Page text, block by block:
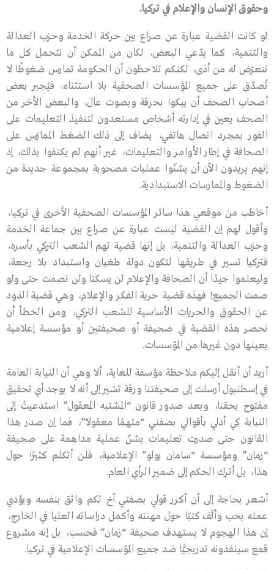
وحقوق الإنسان والإعلام في تركيا.
لو كانت القضية عبارة عن صراع بين حركة الخدمة وحزب العدالة
والتنمية، كما يدّعي البعض، لكان من الممكن أن نتحمل كل ما
نتعرّض له من أذى، لكنكم تلاحظون أن الحكومة تمارس ضغوطًا لا
تُصدَّق على جميع المؤسسات الصحفية بلا استثناء، فيُجبر بعض
أصحاب الصحف أن يبكوا بحرقة وبصوت عال، والبعض الأخر من
الصحف يعين في إدارته أشخاص مستعدون لتنفيذ التعليمات على
الفور بمجرد اتصال هاتفي، يضاف إلى ذلك الضغط الممارَس على
الصحافة في إطار الأوامر والتعليمات، غير أنهم لم يكتفوا بذلك، إذ
إنهم يريدون الآن أن يشنّوا عمليات مصحوبة بمجموعة جديدة من
الضغوط والممارسات الاستبدادية.
أخاطب من موقعي هذا سائر المؤسسات الصحفية الأخرى في تركيا،
وأقول لهم إن القضية ليست عبارة عن صراع بين جماعة الخدمة
وحزب العدالة والتنمية، بل إنها قضية تهم الشعب التركي بأسره،
فتركيا تسير في طريقها لتكون دولة طغيان واستبداد بلا رجعة،
وليعلموا جيدًا أن الصحافة والإعلام لن يسكتا ولن نصمت حتى ولو
صمت الجميع! فهذه قضية حرية الفكر والإعلام، وهي قضية الذود
عن الحقوق والحريات الأساسية للشعب التركي، ومن الخطأ أن
نحصر هذه القضية في صحيفة أو صحيفتين أو مؤسسة إعلامية
بعينها دون غيرها من المؤسسات.
أريد أن أنقل إليكم ملاحظة مؤسفة للغاية، ألا وهي أن النيابة العامة
في إسطنبول أرسلت إلى صحيفتنا ورقة تشير إلى أنه لا يوجد أي تحقيق
مفتوح بحقنا، وبعد صدور قانون “المشتبه المعقول” استدعيتُ إلى
النيابة كي أدلي بأقوالي بصفتي “متهمًا معقولًا”، فما إن صدر هذا
القانون حتى صدرت تعليمات بشنّ عملية مداهمة على صحيفة
“زمان” ومؤسسة “سامان يولو” الإعلامية، فلن أتكلم كثيرًا حول
هذا، بل أترك الحكم إلى ضمير الرأي العام.
أشعر بحاجة إلى أن أكرر قولي بصفتي أخ لكم واثق بنفسه ويؤدي
عمله بحب وألّف كتبًا حول مهنته وأكمل دراساته العليا في الخارج،
إن هذا الهجوم لا يستهدف صحيفة “زمان” فحسب، بل إنه مشروع
قمع سينفذونه تدريجيًّا ضد جميع المؤسسات الإعلامية في تركيا.